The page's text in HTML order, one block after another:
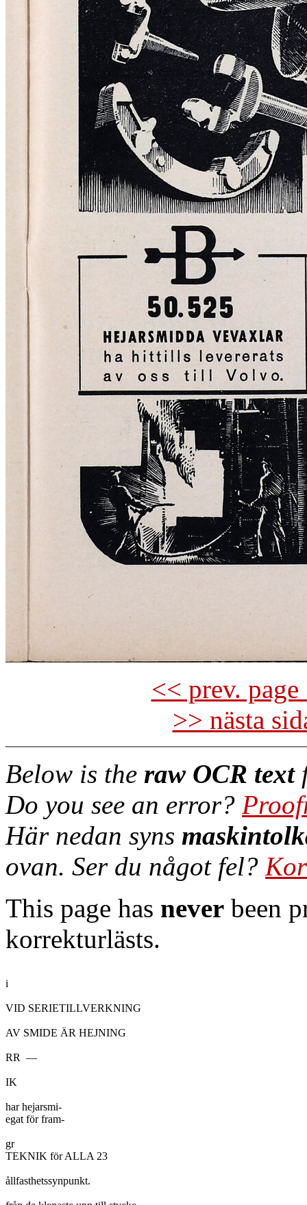
<< prev.
>> nästa
Below is the raw OCR text
Do you see an error?
Här nedan syns
ovan. Ser du något fel?
This page has never been
korrekturlästs.
i
VID SERIETILLVERKNING
AV SMIDE ÄR HEJNING
RR  —
IK
har hejarsmi-
egat för fram-
gr
TEKNIK för ALLA 23
ållfasthetssynpunkt.